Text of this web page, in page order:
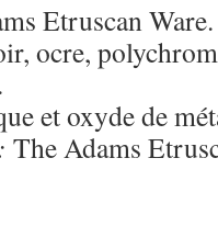
Etruscan Ware.
ocre,
et oxyde de
The Adams